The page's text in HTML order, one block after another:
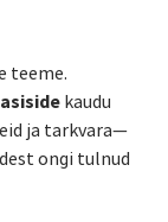
teeme.
kaudu
ja tarkvara—
ongi tulnud